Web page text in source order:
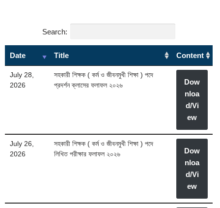
Search:
Date Title Content
July 28,
2026
সহকারী শিক্ষক ( কর্ম ও জীবনমুখী শিক্ষা ) পদে
প্রদর্শন ক্লাসের ফলাফল ২০২৬
Dow
nloa
d/Vi
ew
July 26,
2026
সহকারী শিক্ষক ( কর্ম ও জীবনমুখী শিক্ষা ) পদে
লিখিত পরীক্ষার ফলাফল ২০২৬
Dow
nloa
d/Vi
ew